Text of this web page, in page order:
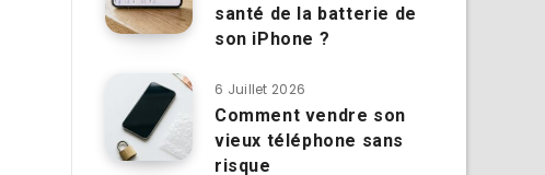
santé de la batterie de
son iPhone ?
6 Juillet 2026
Comment vendre son
vieux téléphone sans
risque